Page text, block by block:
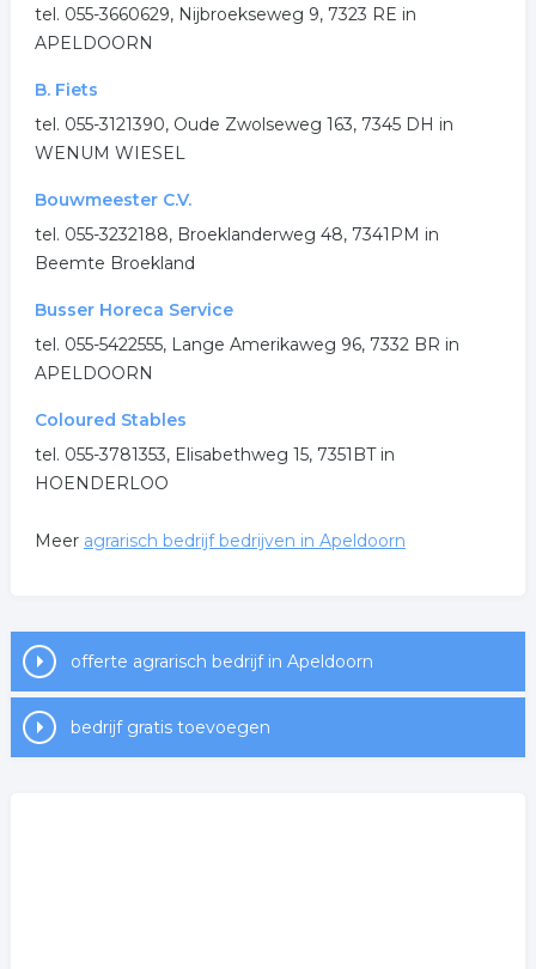
tel. 055-3660629, Nijbroekseweg 9, 7323 RE in
APELDOORN
B. Fiets
tel. 055-3121390, Oude Zwolseweg 163, 7345 DH in
WENUM WIESEL
Bouwmeester C.V.
tel. 055-3232188, Broeklanderweg 48, 7341PM in
Beemte Broekland
Busser Horeca Service
tel. 055-5422555, Lange Amerikaweg 96, 7332 BR in
APELDOORN
Coloured Stables
tel. 055-3781353, Elisabethweg 15, 7351BT in
HOENDERLOO
Meer agrarisch bedrijf bedrijven in Apeldoorn
offerte agrarisch bedrijf in Apeldoorn
bedrijf gratis toevoegen